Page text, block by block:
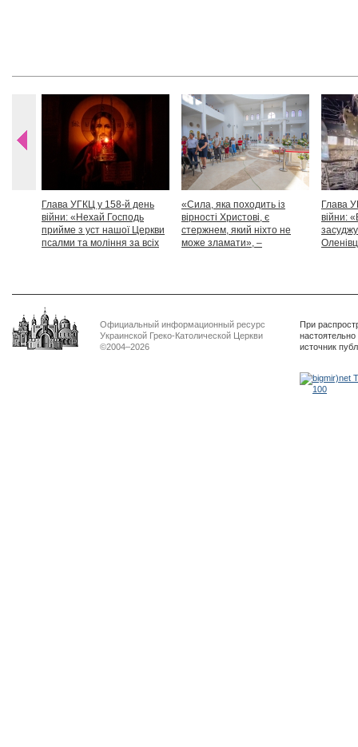
Глава УГКЦ у 158-й день
війни: «Нехай Господь
прийме з уст нашої Церкви
псалми та моління за всіх
«Сила, яка походить із
вірності Христові, є
стержнем, який ніхто не
може зламати», –
Глава
війни:
Официальный информационный ресурс
Украинской Греко-Католической Церкви
©2004–2026
При
источник